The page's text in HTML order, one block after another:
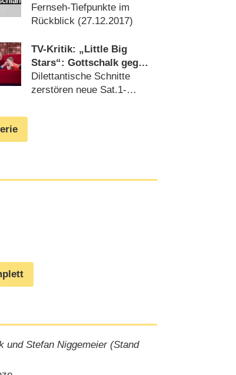
Fernseh-Tiefpunkte im
Rückblick (27.12.2017)
TV-Kritik: „Little Big
Stars“: Gottschalk gegen
das Schnipselwerk aus
der Postproduktionshölle
Dilettantische Schnitte
zerstören neue Sat.1-
und Stefan Niggemeier (Stand